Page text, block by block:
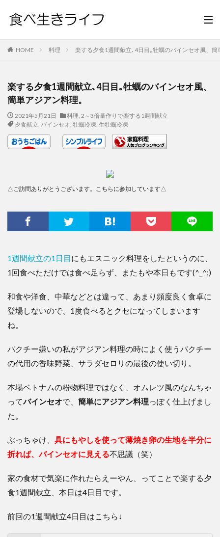
HOME 料理 楽する夕食1週間献立､4日目｡牡蠣のバインセオ風、簡
楽する夕食1週間献立､4日目｡牡蠣のバインセオ風、
簡単アジアン料理。
2021年5月21日 料理, 2～3倍量作りで楽する1週間献立
夕食献立, バインセオ, 牡蠣冷凍, 生牡蠣冷凍
△ご訪問ありがとうございます。こちらに参加しています△
1週間献立の1日目 にもエスニック料理をしたというのに、
1回食べただけでは食べ足らず、またもや本日もです(^_^;)
和食や洋食、中華などとは違って、あまり頻度良く食卓に
登場しないので、1度食べるとクセになってしまいます
ね。
パクチー嫌いの私がアジアン料理の時によく使うパクチー
の代用の香味野菜、サラダセロリの最後の使い切り。
本場ベトナムの粉物料理ではなく、オムレツ風のなんちゃ
ってバインセオで、 簡単にアジアン料理っぽく仕上げまし
た。
ぶっちゃけ、 具にもやしを使って薄焼き卵の生地を半分に
折れば、バインセオに見える不思議（笑）
家の食材で気楽に作れたらえーやん、ってことで楽する夕
食1週間献立、本日は4日目です。
前回の1週間献立4日目はこちら↓